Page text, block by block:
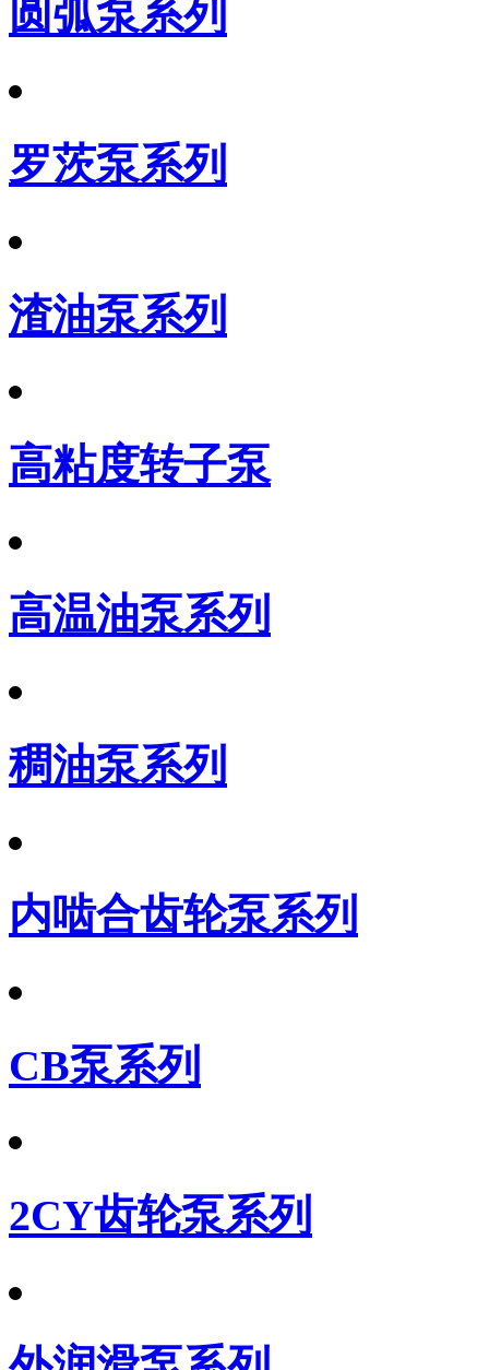
圆弧泵系列
罗茨泵系列
渣油泵系列
高粘度转子泵
高温油泵系列
稠油泵系列
内啮合齿轮泵系列
CB泵系列
2CY齿轮泵系列